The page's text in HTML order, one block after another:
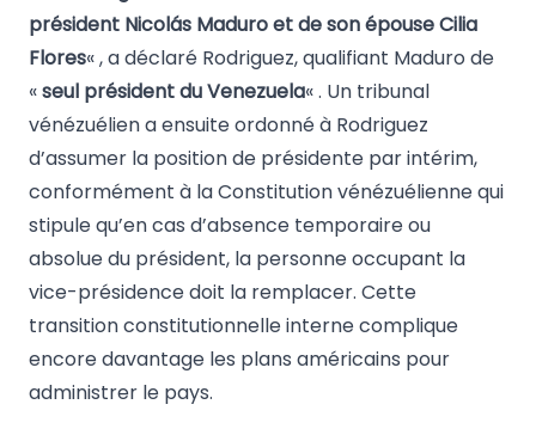
président Nicolás Maduro et de son épouse Cilia
Flores« , a déclaré Rodriguez, qualifiant Maduro de
«seul président du Venezuela« . Un tribunal
vénézuélien a ensuite ordonné à Rodriguez
d’assumer la position de présidente par intérim,
conformément à la Constitution vénézuélienne qui
stipule qu’en cas d’absence temporaire ou
absolue du président, la personne occupant la
vice-présidence doit la remplacer. Cette
transition constitutionnelle interne complique
encore davantage les plans américains pour
administrer le pays.